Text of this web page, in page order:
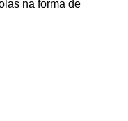
na forma de